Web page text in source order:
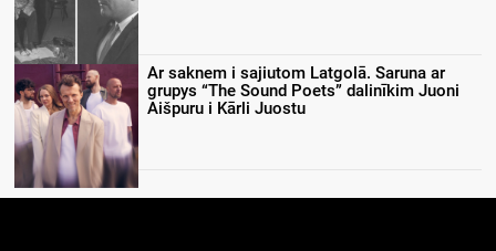
Ar saknem i sajiutom Latgolā. Saruna ar
grupys “The Sound Poets” dalinīkim Juoni
Aišpuru i Kārli Juostu